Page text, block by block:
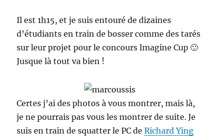
Il est 1h15, et je suis entouré de dizaines
d’étudiants en train de bosser comme des tarés
sur leur projet pour le concours Imagine Cup 🙂
Jusque là tout va bien !
Certes j’ai des photos à vous montrer, mais là,
je ne pourrais pas vous les montrer de suite. Je
suis en train de squatter le PC deRichard Ying